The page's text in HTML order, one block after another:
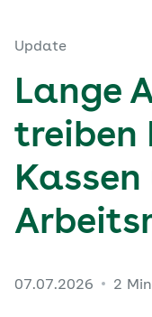
Update
Lange
treiben
Kassen
07.07.2026 2